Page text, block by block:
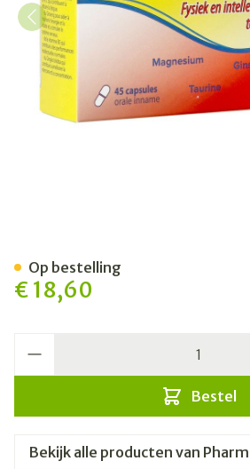
€ 18,60
Bestel
Op bestelling
Bekijk alle producten van